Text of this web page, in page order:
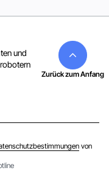
und
von
Zurück zum Anfang